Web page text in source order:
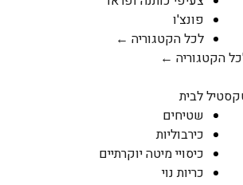
פונצ'ו
לכל הקטגוריה ←
הקטגוריה ←
לבית
שטיחים
כירבוליות
כיסויי מיטה יוקרתיים
כריות נוי